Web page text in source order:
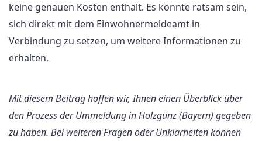
keine genauen Kosten enthält. Es könnte ratsam sein,
sich direkt mit dem Einwohnermeldeamt in
Verbindung zu setzen, um weitere Informationen zu
erhalten.
Mit diesem Beitrag hoffen wir, Ihnen einen Überblick über
den Prozess der Ummeldung in Holzgünz (Bayern) gegeben
zu haben. Bei weiteren Fragen oder Unklarheiten können